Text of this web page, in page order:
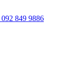
092 849 9886